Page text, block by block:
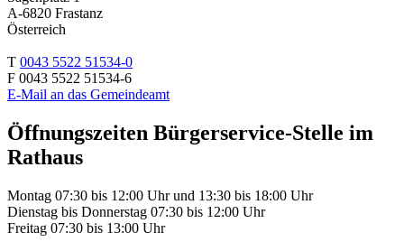
A-6820 Frastanz
Österreich
T 0043 5522 51534-0
F 0043 5522 51534-6
E-Mail an das Gemeindeamt
Öffnungszeiten Bürgerservice-Stelle im
Rathaus
Montag 07:30 bis 12:00 Uhr und 13:30 bis 18:00 Uhr
Dienstag bis Donnerstag 07:30 bis 12:00 Uhr
Freitag 07:30 bis 13:00 Uhr